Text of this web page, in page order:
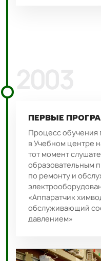
ПЕРВЫЕ
Процесс
в Учебном центре
тот момент
образовательным
по ремонту и
«Аппаратчик
обслуживающий
давлением»